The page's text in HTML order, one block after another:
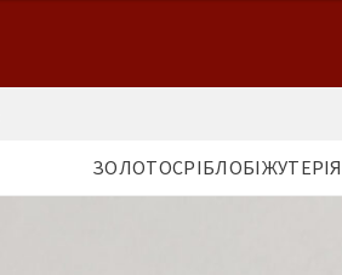
ЗОЛОТОСРІБЛОБІЖУТЕРІЯ